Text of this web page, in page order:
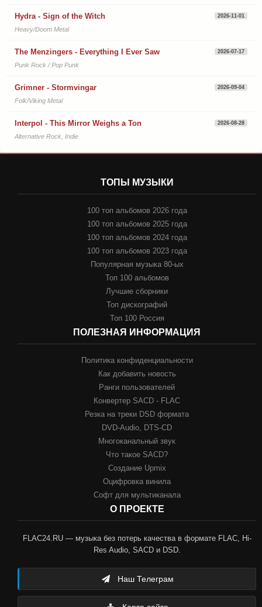
Hydra - Sign of the Witch 2026-11-01
Heavy/Doom Metal
The Menzingers - Everything I Ever Saw 2026-07-17
Punk Rock / Pop Punk
Grimner - Stormvingar 2026-09-04
Folk/Viking Metal
Interpol - This Mirror Weighs a Ton 2026-08-28
Alternative Rock, Indie
ТОПЫ МУЗЫКИ
100 топ альбомов 2026 года
100 топ альбомов 2025 года
100 топ альбомов 2024 года
100 топ альбомов 2023 года
Популярная музыка 80-ых
Топ 100 альбомов
Лучшие сборники
Топ дискографий
Топ 100 Россия
ПОЛЕЗНАЯ ИНФОРМАЦИЯ
Политика конфиденциальности
Как добавить новость
Ранги пользователей
Конвертер SACD - FLAC
Резка на треки DSD формата
DVD-Audio, DTS-CD
Многоканальный звук
Что такое SACD?
Создание Upmix
Оцифровка винила
Софт для мультиканала
О ПРОЕКТЕ
FLAC24.RU — музыка без потерь качества в формате FLAC, Hi-
Res Audio, SACD и DSD.
Наш Телеграм